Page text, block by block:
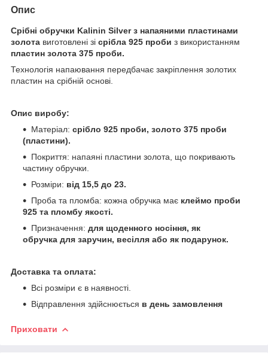
Опис
Срібні обручки Kalinin Silver з напаяними пластинами
золота виготовлені зі срібла 925 проби з використанням
пластин золота 375 проби.
Технологія напаювання передбачає закріплення золотих
пластин на срібній основі.
Опис виробу:
Матеріал: срібло 925 проби, золото 375 проби
(пластини).
Покриття: напаяні пластини золота, що покривають
частину обручки.
Розміри: від 15,5 до 23.
Проба та пломба: кожна обручка має клеймо проби
925 та пломбу якості.
Призначення: для щоденного носіння, як
обручка для заручин, весілля або як подарунок.
Доставка та оплата:
Всі розміри є в наявності.
Відправлення здійснюється в день замовлення
Приховати